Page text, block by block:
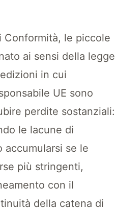
le piccole
ai sensi della legge
in cui
UE sono
perdite sostanziali:
le lacune di
accumularsi se le
più stringenti,
con il
della catena di